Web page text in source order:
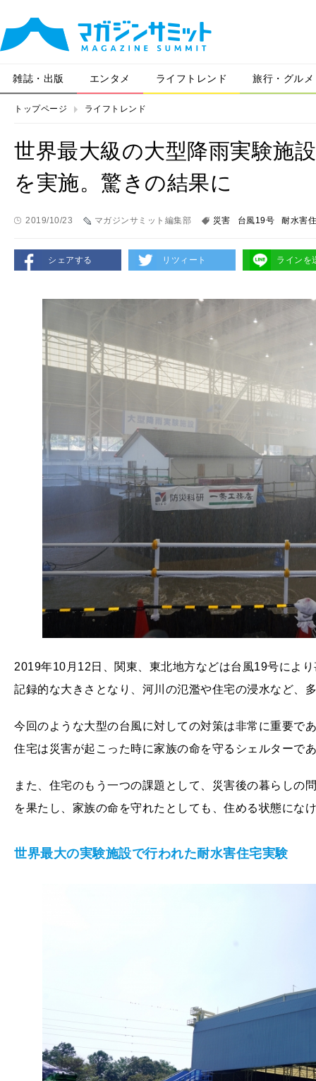
雑誌・出版 エンタメ ライフトレンド 旅行・グルメ
トップページ ライフトレンド
世界最大級の大型降雨実験施
を実施。驚きの結果に
2019/10/23 マガジンサミット編集部 災害 台風19号 耐水害
シェアする リツィート ラインを
2019年10月12日、関東、東北地方などは台風19号によ
記録的な大きさとなり、河川の氾濫や住宅の浸水など、
今回のような大型の台風に対しての対策は非常に重要で
住宅は災害が起こった時に家族の命を守るシェルターで
また、住宅のもう一つの課題として、災害後の暮らしの
を果たし、家族の命を守れたとしても、住める状態にな
世界最大の実験施設で行われた耐水害住宅実験